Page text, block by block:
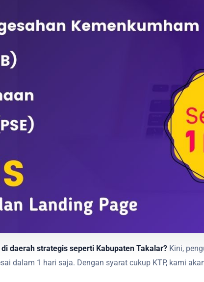
daerah strategis seperti Kabupaten Takalar? Kini,
dalam 1 hari saja. Dengan syarat cukup KTP, kami